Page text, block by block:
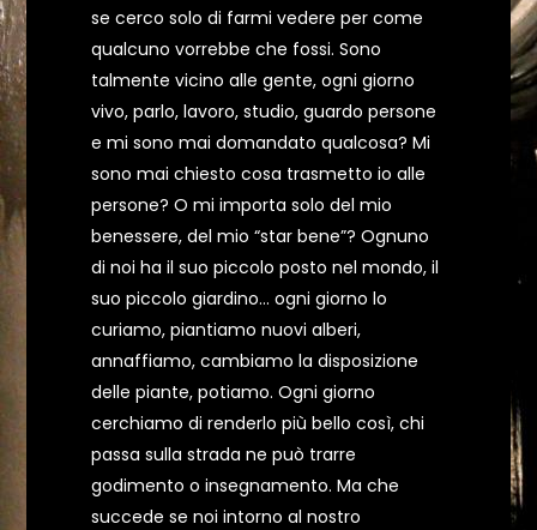
se cerco solo di farmi vedere per come
qualcuno vorrebbe che fossi. Sono
talmente vicino alle gente, ogni giorno
vivo, parlo, lavoro, studio, guardo persone
e mi sono mai domandato qualcosa? Mi
sono mai chiesto cosa trasmetto io alle
persone? O mi importa solo del mio
benessere, del mio “star bene”? Ognuno
di noi ha il suo piccolo posto nel mondo, il
suo piccolo giardino… ogni giorno lo
curiamo, piantiamo nuovi alberi,
annaffiamo, cambiamo la disposizione
delle piante, potiamo. Ogni giorno
cerchiamo di renderlo più bello così, chi
passa sulla strada ne può trarre
godimento o insegnamento. Ma che
succede se noi intorno al nostro